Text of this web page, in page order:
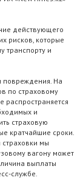
действующего
рисков, которые
транспорту и
повреждения. На
по страховому
распространяется
и
страховую
кратчайшие сроки.
мы
вагону может
выплаты
службе.